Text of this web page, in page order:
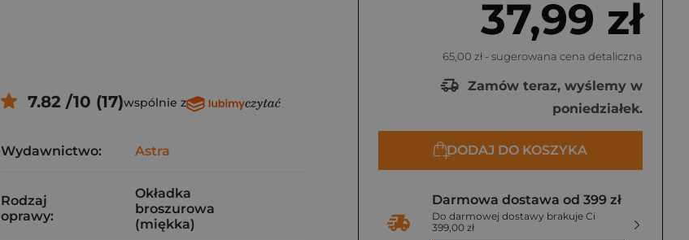
37,99 zł
65,00 zł - sugerowana cena detaliczna
Zamów teraz, wyślemy w
poniedziałek.
DODAJ DO KOSZYKA
Darmowa dostawa od 399 zł
Do darmowej dostawy brakuje Ci
399,00 zł
7.82 /10 (17)wspólnie z
Wydawnictwo: Astra
Rodzaj
oprawy:
Okładka
broszurowa
(miękka)